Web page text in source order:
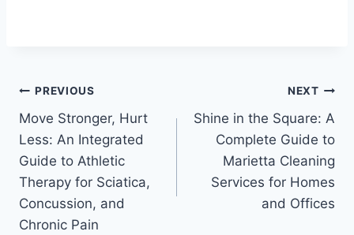
Post
navigation
PREVIOUS
Move Stronger, Hurt
Less: An Integrated
Guide to Athletic
Therapy for Sciatica,
Concussion, and
Chronic Pain
NEXT
Shine in the Square: A
Complete Guide to
Marietta Cleaning
Services for Homes
and Offices